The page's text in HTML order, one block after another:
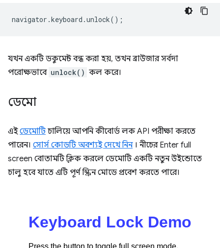
navigator .keyboard .unlock();
যখন একটি ডকুমেন্ট বন্ধ করা হয়, তখন ব্রাউজার সর্বদা
পরোক্ষভাবে unlock() কল করে।
ডেমো
এইডেমোটিচালিয়ে আপনি কীবোর্ড লক API পরীক্ষা করতে
পারেন। সোর্স কোডটি অবশ্যই দেখে নিন। নীচের Enter full
screen বোতামটি ক্লিক করলে ডেমোটি একটি নতুন উইন্ডোতে
চালু হবে যাতে এটি পূর্ণ স্ক্রিন মোডে প্রবেশ করতে পারে।